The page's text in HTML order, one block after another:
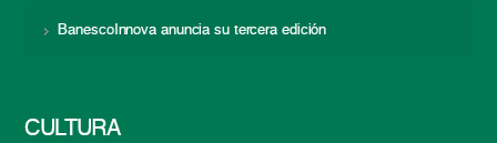
BanescoInnova anuncia su tercera edición
CULTURA